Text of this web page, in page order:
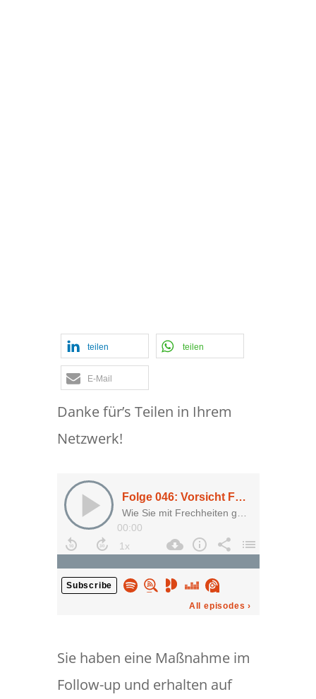
teilen teilen
E-Mail
Danke für’s Teilen in Ihrem
Netzwerk!
Sie haben eine Maßnahme im
Follow-up und erhalten auf